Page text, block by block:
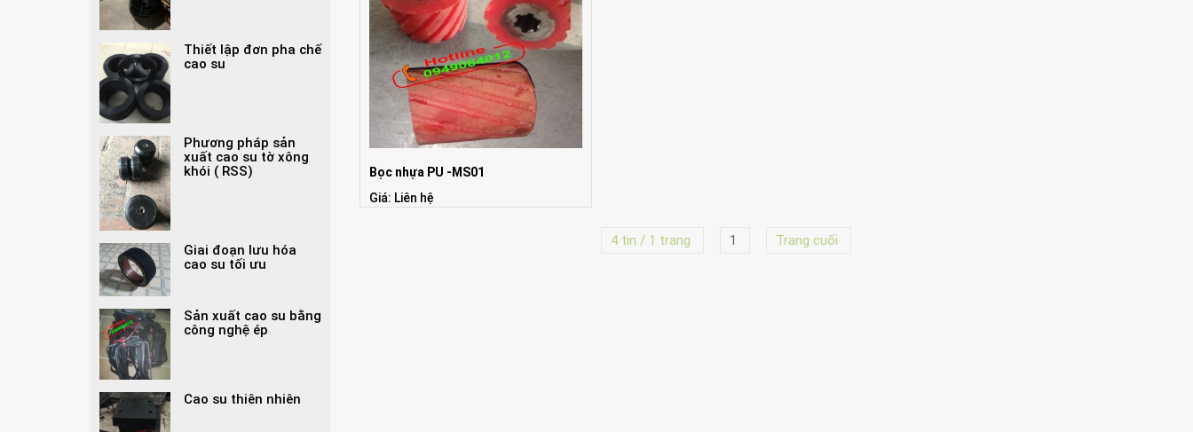
Bọc nhựa PU -MS01
Giá: Liên hệ
4 tin / 1 trang 1 Trang cuối
Thiết lập đơn pha chế
cao su
Phương pháp sản
xuất cao su tờ xông
khói ( RSS)
Giai đoạn lưu hóa
cao su tối ưu
Sản xuất cao su bằng
công nghệ ép
Cao su thiên nhiên